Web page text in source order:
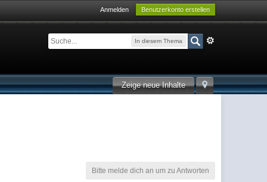
Anmelden Benutzerkonto erstellen
In diesem Thema
Zeige neue Inhalte
Bitte melde dich an um zu Antworten